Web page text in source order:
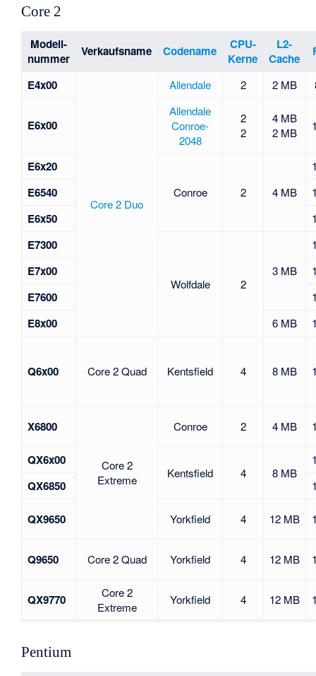
Core 2
Modell-
nummer
Verkaufsname Codename
CPU-
Kerne
L2-
Cache
E4x00
Core 2 Duo
Allendale 2 2 MB
E6x00
Allendale
Conroe-
2048
2
2
4 MB
2 MB
E6x20
Conroe 2 4 MB
E6540
E6x50
E7300
Wolfdale 2
3 MB
E7x00
E7600
E8x00 6 MB
Q6x00 Core 2 Quad Kentsfield 4 8 MB
X6800
Core 2
Extreme
Conroe 2 4 MB
QX6x00
Kentsfield 4 8 MB
QX6850
QX9650 Yorkfield 4 12 MB
Q9650 Core 2 Quad Yorkfield 4 12 MB
QX9770
Core 2
Extreme
Yorkfield 4 12 MB
Pentium